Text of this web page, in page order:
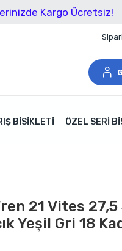
Ücretsiz!
BISIKLETI ÖZEL SERI
21 Vites
Yeşil Gri 18